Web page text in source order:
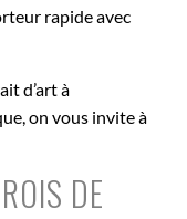
rapide avec
d’art à
on vous invite à
DE